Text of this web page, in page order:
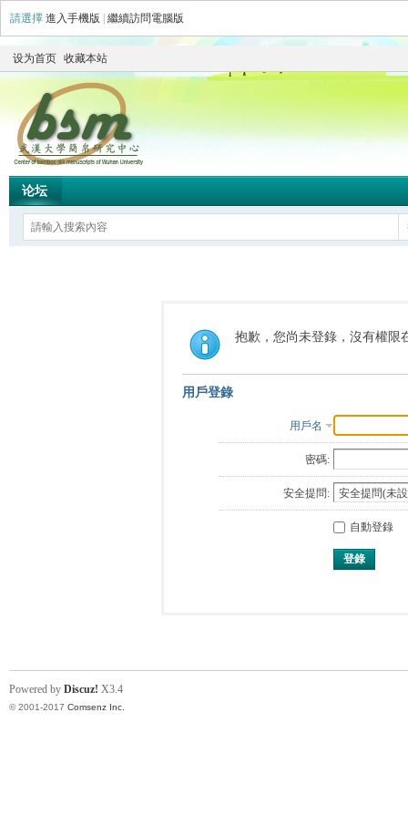
請選擇 進入手機版 繼續訪問電腦版
设为首页 收藏本站
论坛
抱歉，您尚未登錄，沒有權限
用戶登錄
用戶名
密碼:
安全提問:
自動登錄
登錄
Powered by Discuz! X3.4
© 2001-2017 Comsenz Inc.